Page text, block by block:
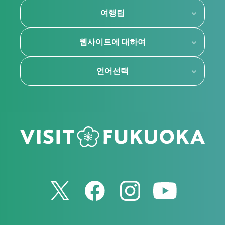
여행팁
웹사이트에 대하여
언어선택